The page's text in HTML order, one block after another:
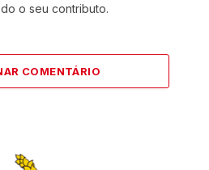
o seu contributo.
COMENTÁRIO